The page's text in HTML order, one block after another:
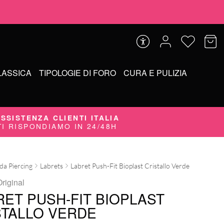
TIPOLOGIE DI FORO
CURA E PULIZIA
CLIENTI ITALIA
RISPONDIAMO IN 24/48H
Piercing Labrets Labret Push-Fit Bioplast Cristallo Verde
PUSH-FIT BIOPLAST
VERDE